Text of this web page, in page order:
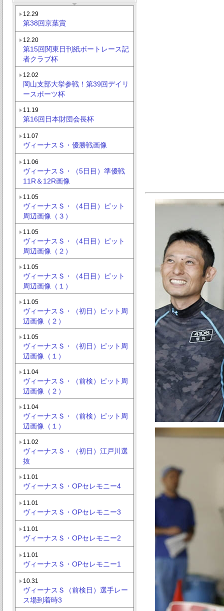
12.29
第38回京葉賞
12.20
第15回関東日刊紙ボートレース記
者クラブ杯
12.02
岡山支部大挙参戦！第39回デイリ
ースポーツ杯
11.19
第16回日本財団会長杯
11.07
ヴィーナスＳ・優勝戦画像
11.06
ヴィーナスＳ・（5日目）準優戦
11R＆12R画像
11.05
ヴィーナスＳ・（4日目）ピット
周辺画像（３）
11.05
ヴィーナスＳ・（4日目）ピット
周辺画像（２）
11.05
ヴィーナスＳ・（4日目）ピット
周辺画像（１）
11.05
ヴィーナスＳ・（初日）ピット周
辺画像（２）
11.05
ヴィーナスＳ・（初日）ピット周
辺画像（１）
11.04
ヴィーナスＳ・（前検）ピット周
辺画像（２）
11.04
ヴィーナスＳ・（前検）ピット周
辺画像（１）
11.02
ヴィーナスＳ・（初日）江戸川選
抜
11.01
ヴィーナスＳ・OPセレモニー4
11.01
ヴィーナスＳ・OPセレモニー3
11.01
ヴィーナスＳ・OPセレモニー2
11.01
ヴィーナスＳ・OPセレモニー1
10.31
ヴィーナスＳ（前検日）選手レー
ス場到着時3